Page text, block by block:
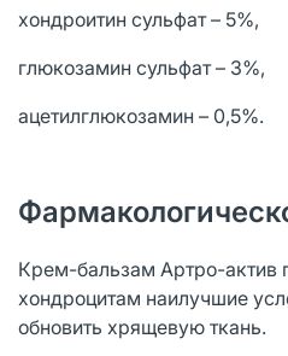
хондроитин сульфат – 5%,
глюкозамин сульфат – 3%,
ацетилглюкозамин – 0,5%.
Крем-бальзам Артро-актив
хондроцитам наилучшие
обновить хрящевую ткань.